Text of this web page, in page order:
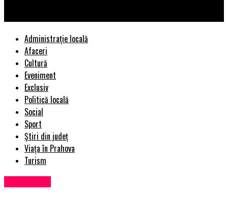
Administrație locală
Afaceri
Cultură
Eveniment
Exclusiv
Politică locală
Social
Sport
Știri din județ
Viața în Prahova
Turism